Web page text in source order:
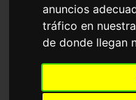
anuncios
tráfico en
de donde llegan